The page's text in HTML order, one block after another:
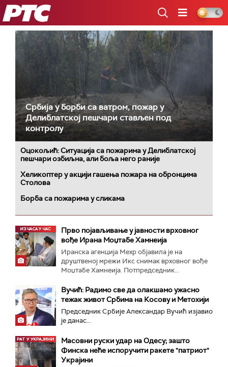
РТС
Србија у борби са ватром, пожар у
Делиблатској пешчари стављен под
контролу
Оцокољић: Ситуација са пожарима у Делиблатској
пешчари озбиљна, али боља него раније
Хеликоптер у акцији гашења пожара на обронцима
Столова
Борба са пожарима у сликама
Прво појављивање у јавности врховног
вође Ирана Моџтабe Хамнеија
Иранска агенција Мехр објавила је на
друштвеној мрежи Икс снимак врховног вође
Моџтабе Хамнеија. Потпредседник...
Вучић: Радимо све да олакшамо ужасно
тежак живот Србима на Косову и Метохији
Председник Србије Александар Вучић изјавио
је данас...
Масовни руски удар на Одесу; зашто
Финска неће испоручити ракете "патриот"
Украјини